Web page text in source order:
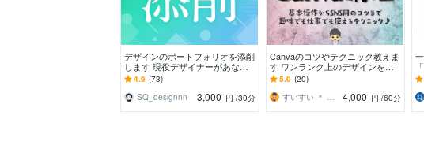
デザインのポートフォリオを添削
します 現役デザイナーがあなた
のポートフォリオをブラッシュア
ップ！
4.9 (73)
SQ_designnn
3,000 円 /30分
Canvaのコツやテクニック教えま
す ワンランク上のデザインを制
作できるように！
5.0 (20)
4,000 円 /60分